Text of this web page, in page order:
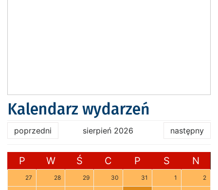
Kalendarz wydarzeń
poprzedni sierpień 2026 następny
P W Ś C P S N
27 28 29 30 31 1 2